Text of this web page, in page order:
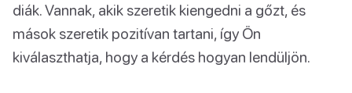
diák. Vannak, akik szeretik kiengedni a gőzt, és
mások szeretik pozitívan tartani, így Ön
kiválaszthatja, hogy a kérdés hogyan lendüljön.